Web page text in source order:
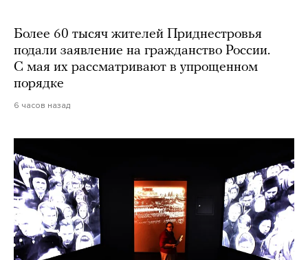
Более 60 тысяч жителей Приднестровья
подали заявление на гражданство России.
С мая их рассматривают в упрощенном
порядке
6 часов назад